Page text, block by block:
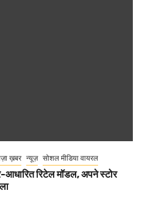
ख़बर न्यूज़ सोशल मीडिया वायरल
रिटेल मॉडल, अपने स्टोर